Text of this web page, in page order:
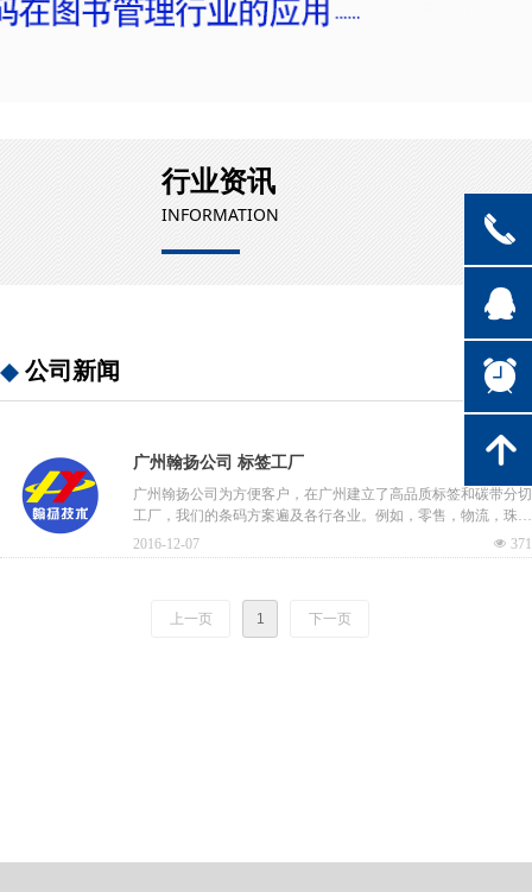
行业资讯
INFORMATION
公司新闻
广州翰扬公司 标签工厂
广州翰扬公司为方便客户，在广州建立了高品质标签和碳带分切
工厂，我们的条码方案遍及各行各业。例如，零售，物流，珠
宝，电子，化工等等，提供物美价廉的产品和服务。
넶 371
2016-12-07
上一页 1 下一页
끅
뀩
뀥
녕